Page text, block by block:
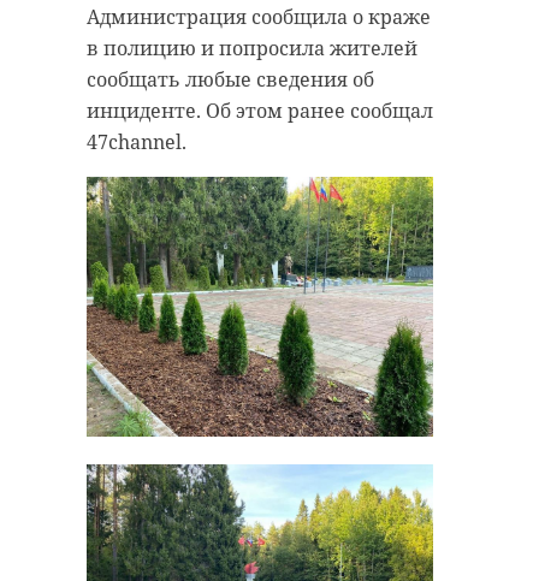
Администрация сообщила о краже
в полицию и попросила жителей
сообщать любые сведения об
инциденте. Об этом ранее сообщал
47channel.